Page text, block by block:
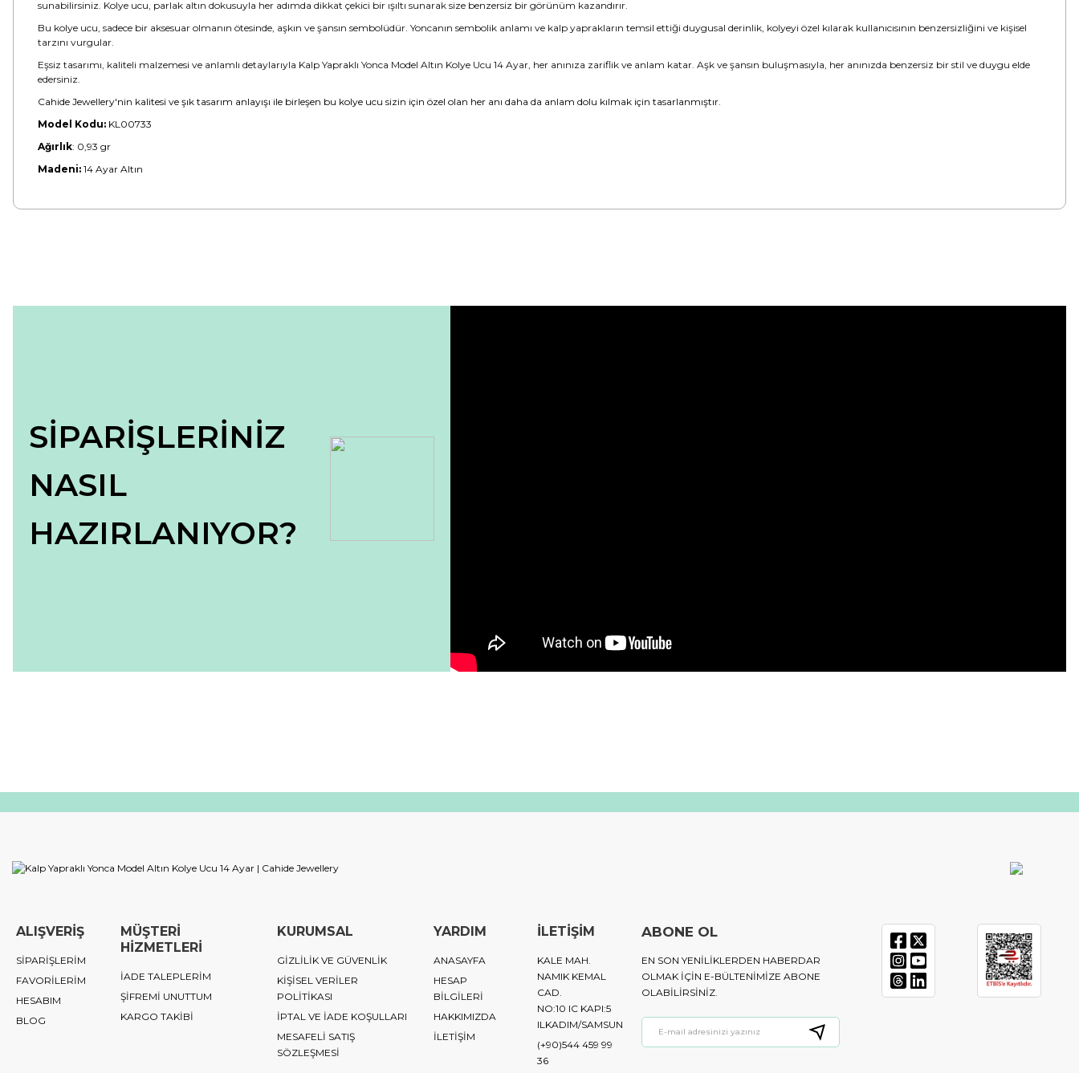
sunabilirsiniz. Kolye ucu, parlak altın dokusuyla her adımda dikkat çekici bir ışıltı sunarak size benzersiz bir görünüm kazandırır.
Bu kolye ucu, sadece bir aksesuar olmanın ötesinde, aşkın ve şansın sembolüdür. Yoncanın sembolik anlamı ve kalp yaprakların temsil ettiği duygusal derinlik, kolyeyi özel kılarak kullanıcısının benzersizliğini ve kişisel
tarzını vurgular.
Eşsiz tasarımı, kaliteli malzemesi ve anlamlı detaylarıyla Kalp Yapraklı Yonca Model Altın Kolye Ucu 14 Ayar, her anınıza zariflik ve anlam katar. Aşk ve şansın buluşmasıyla, her anınızda benzersiz bir stil ve duygu elde
edersiniz.
Cahide Jewellery'nin kalitesi ve şık tasarım anlayışı ile birleşen bu kolye ucu sizin için özel olan her anı daha da anlam dolu kılmak için tasarlanmıştır.
Model Kodu: KL00733
Ağırlık: 0,93 gr
Madeni: 14 Ayar Altın
SİPARİŞLERİNİZ
NASIL
HAZIRLANIYOR?
ALIŞVERİŞ
SİPARİŞLERİM
FAVORİLERİM
HESABIM
BLOG
MÜŞTERİ
HİZMETLERİ
İADE TALEPLERİM
ŞİFREMİ UNUTTUM
KARGO TAKİBİ
KURUMSAL
GİZLİLİK VE GÜVENLİK
KİŞİSEL VERİLER
POLİTİKASI
İPTAL VE İADE KOŞULLARI
MESAFELİ SATIŞ
SÖZLEŞMESİ
YARDIM
ANASAYFA
HESAP
BİLGİLERİ
HAKKIMIZDA
İLETİŞİM
İLETİŞİM
KALE MAH.
NAMIK KEMAL
CAD.
NO:10 IC KAPI:5
ILKADIM/SAMSUN
(+90)544 459 99
36
ABONE OL
EN SON YENILIKLERDEN HABERDAR
OLMAK IÇIN E-BÜLTENIMIZE ABONE
OLABILIRSINIZ.